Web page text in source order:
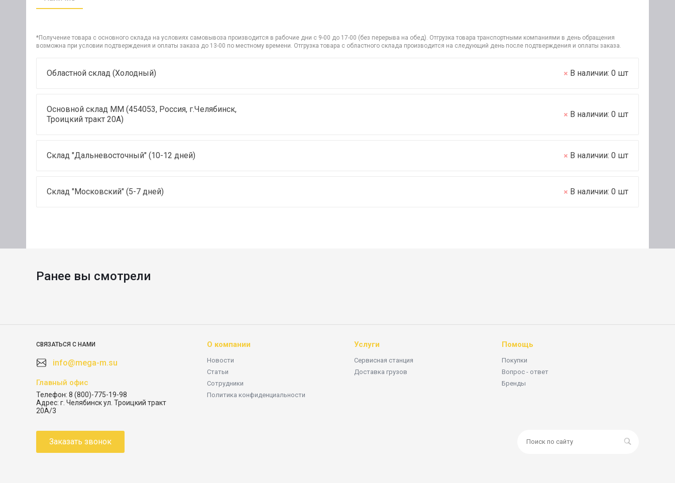
*Получение товара с основного склада на условиях самовывоза производится в рабочие дни с 9-00 до 17-00 (без перерыва на обед). Отгрузка товара транспортными компаниями в день обращения
возможна при условии подтверждения и оплаты заказа до 13-00 по местному времени. Отгрузка товара с областного склада производится на следующий день после подтверждения и оплаты заказа.
Областной склад (Холодный) В наличии: 0 шт
Основной склад ММ (454053, Россия, г.Челябинск,
Троицкий тракт 20А)
В наличии: 0 шт
Склад "Дальневосточный" (10-12 дней) В наличии: 0 шт
Склад "Московский" (5-7 дней) В наличии: 0 шт
Ранее вы смотрели
СВЯЗАТЬСЯ С НАМИ
info@mega-m.su
Главный офис
Телефон: 8 (800)-775-19-98
Адрес: г. Челябинск ул. Троицкий тракт
20А/3
О компании
Новости
Статьи
Сотрудники
Политика конфиденциальности
Услуги
Сервисная станция
Доставка грузов
Помощь
Покупки
Вопрос - ответ
Бренды
Заказать звонок